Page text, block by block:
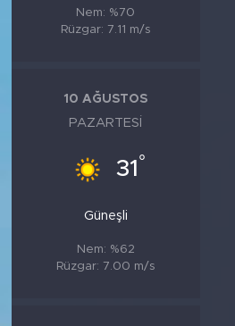
Nem: %70
Rüzgar: 7.11 m/s
10 AĞUSTOS
PAZARTESI
31 °
Güneşli
Nem: %62
Rüzgar: 7.00 m/s